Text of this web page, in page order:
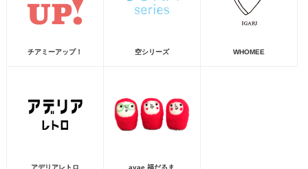
チアミーアップ！ 空シリーズ WHOMEE
アデリアレトロ ayae 福だるま